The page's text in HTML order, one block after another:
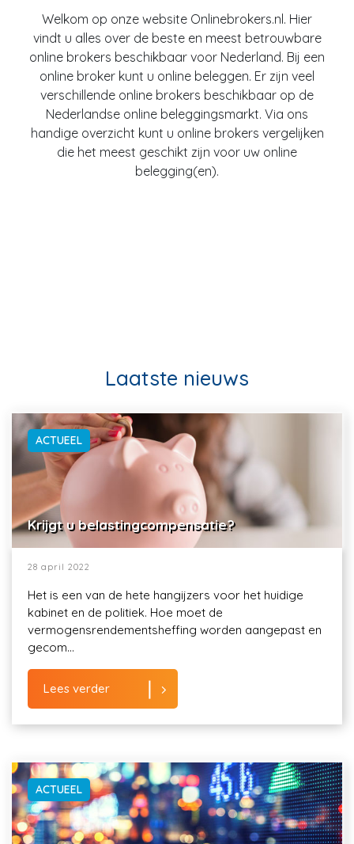
Welkom op onze website Onlinebrokers.nl. Hier
vindt u alles over de beste en meest betrouwbare
online brokers beschikbaar voor Nederland. Bij een
online broker kunt u online beleggen. Er zijn veel
verschillende online brokers beschikbaar op de
Nederlandse online beleggingsmarkt. Via ons
handige overzicht kunt u online brokers vergelijken
die het meest geschikt zijn voor uw online
belegging(en).
Laatste nieuws
ACTUEEL
Krijgt u belastingcompensatie?
28 april 2022
Het is een van de hete hangijzers voor het huidige
kabinet en de politiek. Hoe moet de
vermogensrendementsheffing worden aangepast en
gecom...
Lees verder
ACTUEEL